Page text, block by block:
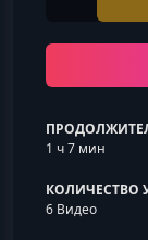
1 ч 7 мин
КОЛИЧЕСТВО
6 Видео